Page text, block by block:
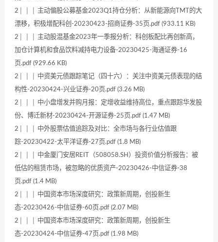
2│ │ │ 主动偏股公募基金2023Q1持仓分析：从新能源向TMT的大
漂移，积极增配科创-20230423-招商证券-35页.pdf (933.11 KB)
2│ │ │ 主动股混基金2023年一季报分析：科创板配比再创新高，
加仓计算机和食品饮料减持电力设备-20230425-海通证券-16
页.pdf (929.66 KB)
2│ │ │ 中资美元债跟踪笔记（四十六）：关注中资美元债表现的结
构性-20230424-兴业证券-20页.pdf (3.26 MB)
2│ │ │ 中小盘增发并购月报：定增收益维持高位，重点跟踪华发股
份、博迁新材-20230424-开源证券-25页.pdf (1.47 MB)
2│ │ │ 中外股票估值追踪及对比：全市场与各行业估值跟
踪-20230422-太平洋证券-27页.pdf (1.8 MB)
2│ │ │ 中金厦门安居REIT（508058.SH）投资价值分析报告：被
低估的租赁市场，被忽略的优质资产-20230426-中信证券-38
页.pdf (1.4 MB)
2│ │ │ 中国资本市场深度研究：政策新周期，创投新生
态-20230426-中信证券-60页.pdf (2.07 MB)
2│ │ │ 中国资本市场深度研究：政策新周期，创投新生
态-20230424-中信证券-47页.pdf (1.98 MB)